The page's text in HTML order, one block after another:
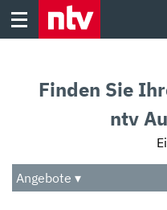
Skip
Audio
Das Beste
Finden Sie
ntv
Angebote ▾